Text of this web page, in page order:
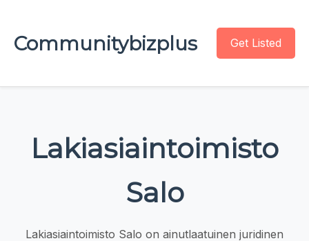
Communitybizplus Get Listed
Lakiasiaintoimisto
Salo
Lakiasiaintoimisto Salo on ainutlaatuinen juridinen